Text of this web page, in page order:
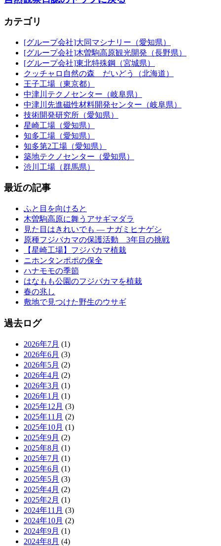
カテゴリ
[グループ会社]大同マシナリー（愛知県）
[グループ会社]木曽駒高原観光開発（長野県）
[グループ会社]東北特殊鋼（宮城県）
クッチャロ自然の森 だいどう（北海道）
王子工場（東京都）
中津川テクノセンター（岐阜県）
中津川先進磁性材料開発センター（岐阜県）
技術開発研究所（愛知県）
星崎工場（愛知県）
知多工場（愛知県）
知多第2工場（愛知県）
築地テクノセンター（愛知県）
渋川工場（群馬県）
最近の記事
ふと目を向けると
木曽駒高原に舞うアサギマダラ
見た目はきれいでも ― ナガミヒナゲシ
原種フジバカマの保護活動 3年目の挑戦
【星崎工場】フジバカマ植栽
ニホンタンポポの保全
ハナモモの季節
はなもも公園のフジバカマを植栽
春の兆し
敷地で見つけた野生のウサギ
過去ログ
2026年7月 (1)
2026年6月 (3)
2026年5月 (2)
2026年4月 (2)
2026年3月 (1)
2026年1月 (1)
2025年12月 (3)
2025年11月 (2)
2025年10月 (1)
2025年9月 (2)
2025年8月 (1)
2025年7月 (1)
2025年6月 (1)
2025年5月 (3)
2025年4月 (2)
2025年2月 (1)
2024年11月 (3)
2024年10月 (2)
2024年9月 (1)
2024年8月 (4)